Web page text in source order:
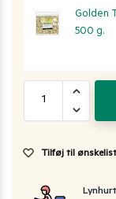
Golden
500 g.
Tilføj til